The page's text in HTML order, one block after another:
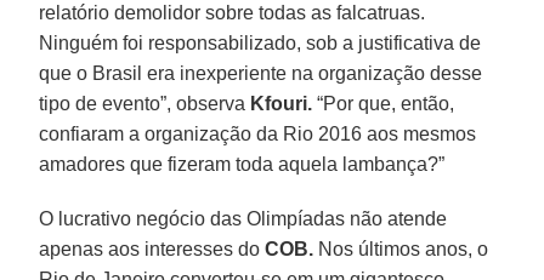
relatório demolidor sobre todas as falcatruas.
Ninguém foi responsabilizado, sob a justificativa de
que o Brasil era inexperiente na organização desse
tipo de evento”, observa Kfouri. “Por que, então,
confiaram a organização da Rio 2016 aos mesmos
amadores que fizeram toda aquela lambança?”
O lucrativo negócio das Olimpíadas não atende
apenas aos interesses doCOB. Nos últimos anos, o